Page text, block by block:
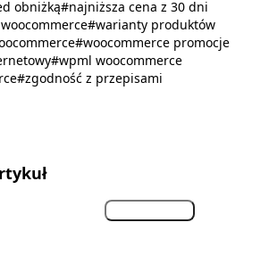
obniżką#najniższa cena z 30 dni
#warianty produktów
#woocommerce promocje
#wpml woocommerce
#zgodność z przepisami